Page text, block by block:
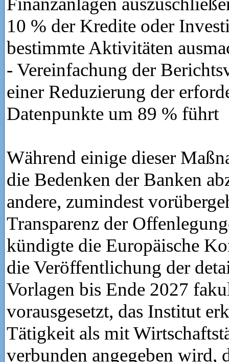
10 % der Kredite oder
bestimmte Aktivitäten
- Vereinfachung der
einer Reduzierung der
Datenpunkte um 89 % führt
Während einige dieser
die Bedenken der Banken
andere, zumindest
Transparenz der
kündigte die Europäische
die Veröffentlichung der
Vorlagen bis Ende 2027
vorausgesetzt, das Institut
Tätigkeit als mit
verbunden angegeben wird,